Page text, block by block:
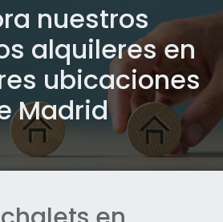
nuestros
alquileres en
ubicaciones
Madrid